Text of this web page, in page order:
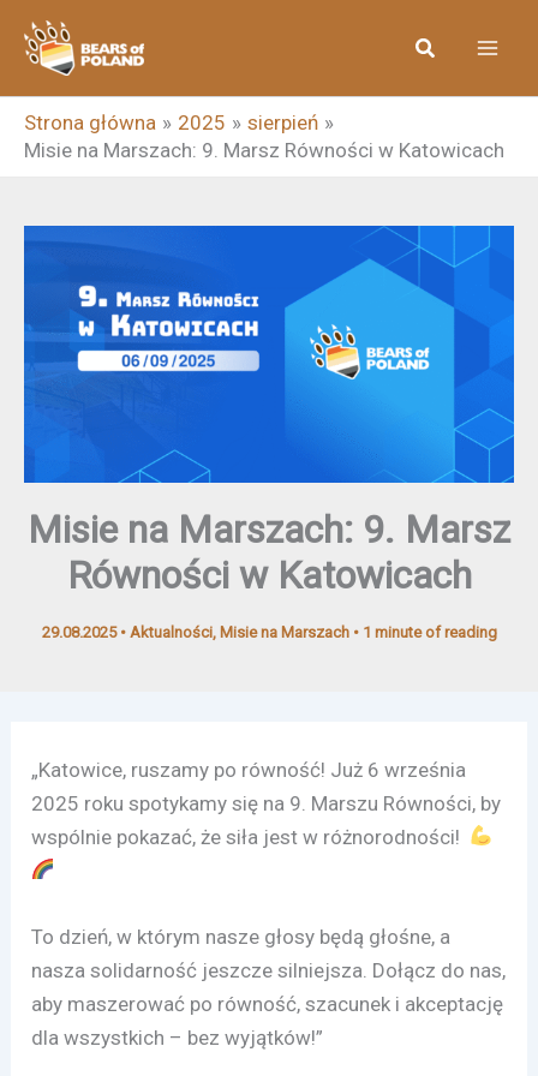
Przejdź
Szukaj
Strona główna 2025
sierpień
Misie na Marszach: 9. Marsz Równości w Katowicach
Misie na Marszach: 9. Marsz
Równości w Katowicach
29.08.2025 • Aktualności, Misie na Marszach• 1 minute of reading
„Katowice, ruszamy po równość! Już 6 września
2025 roku spotykamy się na 9. Marszu Równości, by
wspólnie pokazać, że siła jest w różnorodności!
To dzień, w którym nasze głosy będą głośne, a
nasza solidarność jeszcze silniejsza. Dołącz do nas,
aby maszerować po równość, szacunek i akceptację
dla wszystkich – bez wyjątków!”